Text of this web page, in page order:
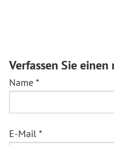
Verfassen Sie
Name *
E-Mail *